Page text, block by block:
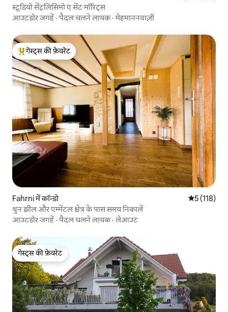
स्टूडियो सेंट्रलिसिमो ए सेंट मॉरिट्स
आउटडोर जगहें ·पैदल चलने लायक·मेहमाननवाज़ी
गेस्ट्स का टॉप फ़ेवरेट
गेस्ट्स की फ़ेवरेट
Fahrni में कॉन्डो औसत रेटिंग 5
5 (118)
थुन झील और एम्मेंटल क्षेत्र के पास समय निकालें
आउटडोर जगहें ·पैदल चलने लायक·लेआउट
गेस्ट्स की फ़ेवरेट
गेस्ट्स की फ़ेवरेट